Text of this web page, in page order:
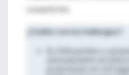
competición.
¿Cuáles son los hallazgos?
En 104 partidos y
entrenamiento en
profesional con 165